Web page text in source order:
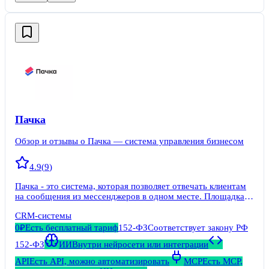
Пачка
Обзор и отзывы о Пачка — система управления бизнесом
4.9(9)
Пачка - это система, которая позволяет отвечать клиентам
на сообщения из мессенджеров в одном месте. Площадка
фиксировать все сделки и работать с воронкой продаж.
CRM-системы
0₽Есть бесплатный тариф152-ФЗСоответствует закону РФ
152-ФЗ
ИИВнутри нейросети или интеграции
APIЕсть API, можно автоматизировать MCPЕсть MCP,